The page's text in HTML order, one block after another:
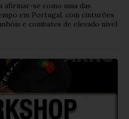
afirmar-se como uma das
em Portugal, com cinturões
e combates de elevado nível